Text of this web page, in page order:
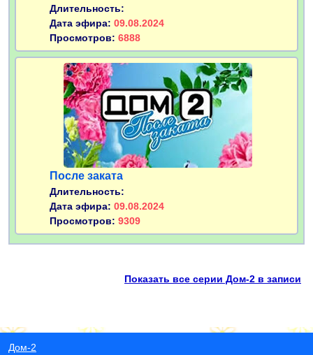
Длительность:
Дата эфира: 09.08.2024
Просмотров: 6888
После заката
Длительность:
Дата эфира: 09.08.2024
Просмотров: 9309
Показать все серии Дом-2 в записи
Дом-2